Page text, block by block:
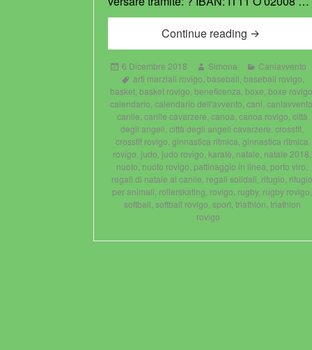
Continue reading 7 Dicembre
Posted
on
6 Dicembre 2018 Author
Simona Categories
Caniavvento
Tags
arti marziali rovigo baseball baseball rovigo
basket, basket rovigo beneficenza boxe boxe rovigo
calendario calendario dell'avvento cani caniavvento
canile canile cavarzere canoa canoa rovigo città
degli angeli ,città degli angeli cavarzere ,crossfit
crossfit rovigo ,ginnastica ritmica ,ginnastica ritmica
rovigo judo judo rovigo karatè natale natale 2018
nuoto nuoto rovigo ,pattinaggio in linea ,porto viro
regali di natale al canile regali solidali rifugio rifugio
per animali rollerskating rovigo rugby, rugby rovigo
softball softball rovigo sport, triathlon triathlon
rovigo